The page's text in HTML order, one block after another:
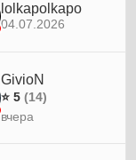
lolkapolkapo
04.07.2026
GivioN
⭐ 5 (14)
вчера